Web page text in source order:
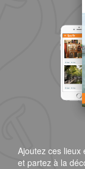
Ajoutez ces lieux
et partez à la